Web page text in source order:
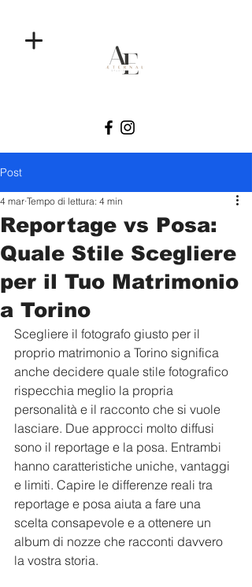
Post
Reportage vs Posa:
Quale Stile Scegliere
per il Tuo Matrimonio
a Torino
4 mar Tempo di lettura: 4 min
Scegliere il fotografo giusto per il
proprio matrimonio a Torino significa
anche decidere quale stile fotografico
rispecchia meglio la propria
personalità e il racconto che si vuole
lasciare. Due approcci molto diffusi
sono il reportage e la posa. Entrambi
hanno caratteristiche uniche, vantaggi
e limiti. Capire le differenze reali tra
reportage e posa aiuta a fare una
scelta consapevole e a ottenere un
album di nozze che racconti davvero
la vostra storia.